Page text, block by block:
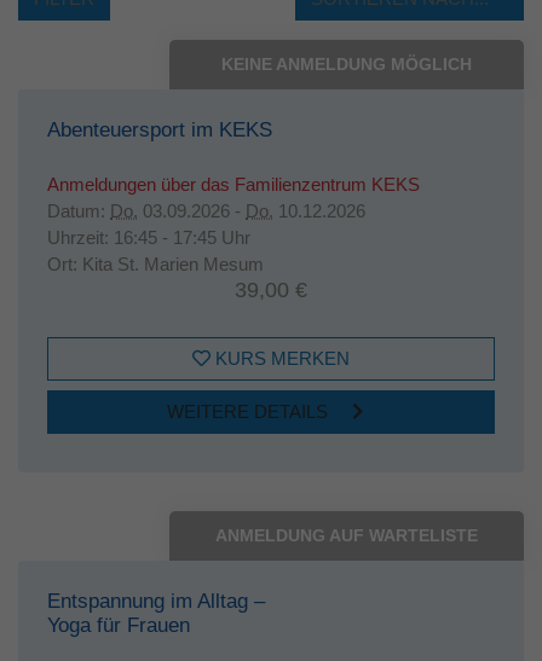
KEINE ANMELDUNG MÖGLICH
Abenteuersport im KEKS
Anmeldungen über das Familienzentrum KEKS
Datum: Do. 03.09.2026 - Do. 10.12.2026
Uhrzeit: 16:45 - 17:45 Uhr
Ort: Kita St. Marien Mesum
39,00 €
KURS MERKEN
WEITERE DETAILS
ANMELDUNG AUF WARTELISTE
Entspannung im Alltag –
Yoga für Frauen